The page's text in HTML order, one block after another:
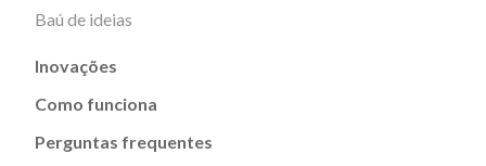
Baú de ideias
Inovações
Como funciona
Perguntas frequentes